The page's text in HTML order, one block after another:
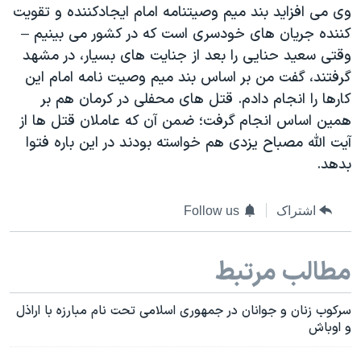
وی می افزاید بند میم وصیتنامه امام ایجادکننده و تقویت
کننده جریان های خودسری است که در کشور می بینیم –
وقتی سعید حنایی را بعد از جنایت های بسیار، در مشهد
گرفتند، گفت من بر اساس بند میم وصیت نامه امام این
کارها را انجام دادم. قتل های محفلی در کرمان هم بر
همین اساس انجام گرفت؛ ضمن آن که عاملان قتل ها از
آیت الله مصباح یزدی هم خواسته بودند در این باره فتوا
بدهد.
اشتراک Follow us
مطالب مرتبط
سرکوب زنان و جوانان در جمهوری اسلامی تحت نام مبارزه با اراذل
و اوباش